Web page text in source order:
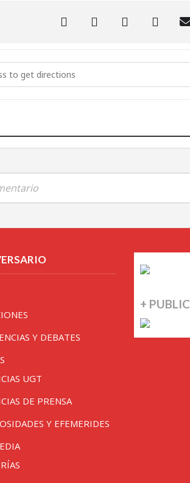
Y DEBATES
UGT
DE PRENSA
Y EFEMERIDES
+